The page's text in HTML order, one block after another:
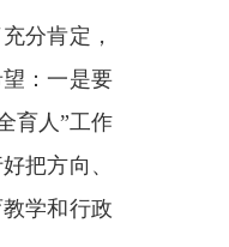
分肯定，
：一是要
育人”工作
把方向、
学和行政